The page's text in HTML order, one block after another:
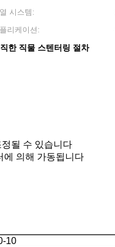
시스템:
리케이션:
한 직물 스텐터링 절차
될 수 있습니다
에 의해 가동됩니다
10